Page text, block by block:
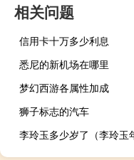
相关问题
信用卡十万多少利息
悉尼的新机场在哪里
梦幻西游各属性加成
狮子标志的汽车